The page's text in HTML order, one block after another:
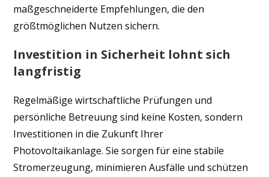
maßgeschneiderte Empfehlungen, die den
größtmöglichen Nutzen sichern.
Investition in Sicherheit lohnt sich
langfristig
Regelmäßige wirtschaftliche Prüfungen und
persönliche Betreuung sind keine Kosten, sondern
Investitionen in die Zukunft Ihrer
Photovoltaikanlage. Sie sorgen für eine stabile
Stromerzeugung, minimieren Ausfälle und schützen